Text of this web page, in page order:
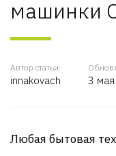
машинки
Автор статьи:
innakovach 3
Любая бытовая